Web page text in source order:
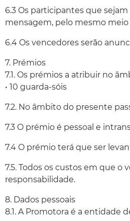
6.3 Os participantes que
mensagem, pelo mesmo meio
6.4 Os vencedores serão
7. Prémios
7.1. Os prémios a atribuir no
• 10 guarda-sóis
7.2. No âmbito do presente
7.3 O prémio é pessoal e
7.4 O prémio terá que ser
7.5. Todos os custos em que
responsabilidade.
8. Dados pessoais
8.1. A Promotora é a entidade